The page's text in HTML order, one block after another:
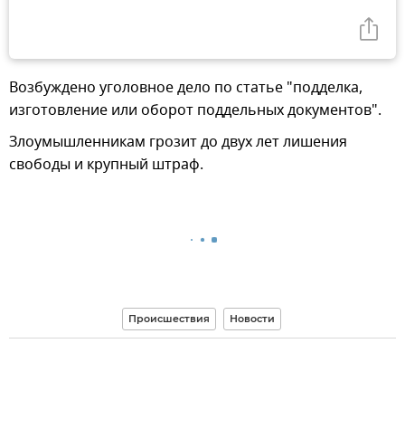
Возбуждено уголовное дело по статье "подделка,
изготовление или оборот поддельных документов".
Злоумышленникам грозит до двух лет лишения
свободы и крупный штраф.
Происшествия Новости